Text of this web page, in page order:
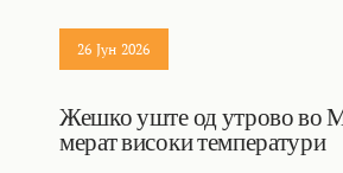
26 Јун 2026
Жешко уште од утрово во
мерат високи температури